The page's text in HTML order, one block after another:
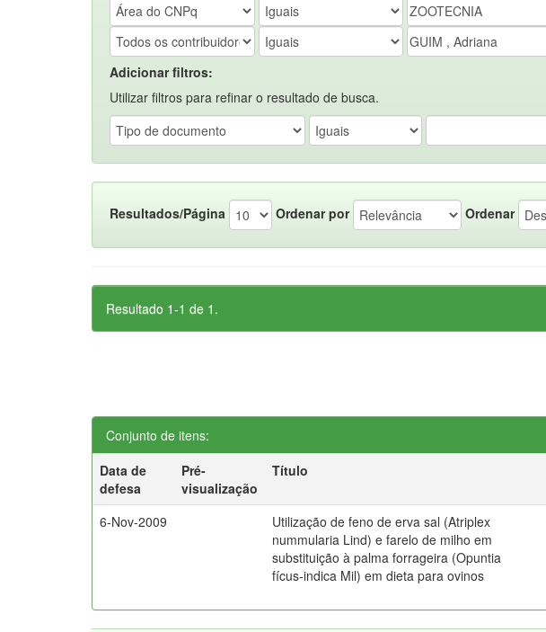
Adicionar filtros:
Utilizar filtros para refinar o resultado de busca.
Resultados/Página Ordenar por Ordenar
Resultado 1-1 de 1.
Conjunto de itens:
Data de
defesa
Pré-
visualização
Título
6-Nov-2009
Utilização de feno de erva sal (Atriplex
nummularia Lind) e farelo de milho em
substituição à palma forrageira (Opuntia
fícus-indica Mil) em dieta para ovinos